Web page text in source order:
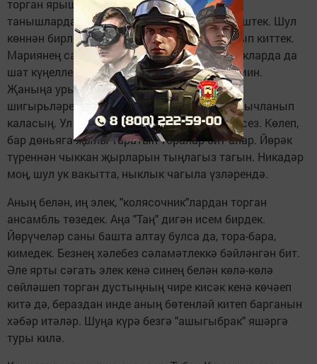
торган ярышка чакырдым үзен. Күптәнге
танышлардай, дөресрәге, туганнардай күрештек. Шул
көннән бирле аерылышмас ахыйриләр булып киттек.
Мариянең сабыр, акыллы холкына, кыен чакларда да
шат күңелле булып кала алуына сокланам мин.
Җаныңа урын тапмый йөргәндә, Мариянең
шигырьләрен укып чыгу да җитә, хәзер тынычланып
каласың. Ул эшләгән кул эшләрен карагыз сез. Көлеп,
бар дөньяга җылы таратып торалар бит алар. Йөрәк
түреннән чыккан җырларын тыңлагыз тагын. Никадәр
моң, шул ук вакытта, ныклык чагыла үзләрендә.
Аның белән, иң элек, "колясочник"лардан торган
ансамбль төзедек. Аңа "Таң" дигән исем бирдек.
Йөрүчеләр саны башта алтау булса да, тора-бара,
кимедек. Безнең хәлебез сәламәтлеккә бәйләнгән бит.
Әле ярты сәгать элек кенә синең белән көлә-көлә
сөйләшеп торган дустыңның чире кисәк кенә көчәеп
китә дә, бераздан инде аның бөтенләй китеп барганын
хәбәр итәләр. Шуңа күрә безгә "ашыгыбрак" яшәргә
туры килә.